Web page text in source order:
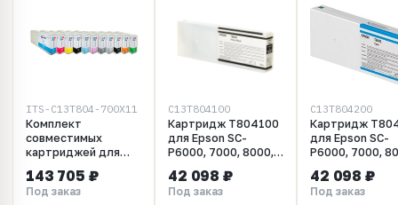
ITS-C13T804-700X11
Комплект
совместимых
картриджей для
P6000/P8000 (11 x
700 мл)
143 705 ₽
Под заказ
C13T804100
Картридж T804100
для Epson SC-
P6000, 7000, 8000,
Black UltraChrome
HDX/HD, 700ml
42 098 ₽
Под заказ
C13T804200
Картридж
для Epson SC-
P6000, 7000,
UltraChrome
HDX/HD, 700ml
42 098 ₽
Под заказ